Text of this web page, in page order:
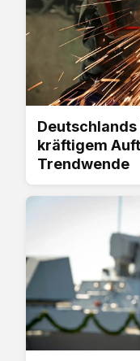
kräftigem
Trendwende